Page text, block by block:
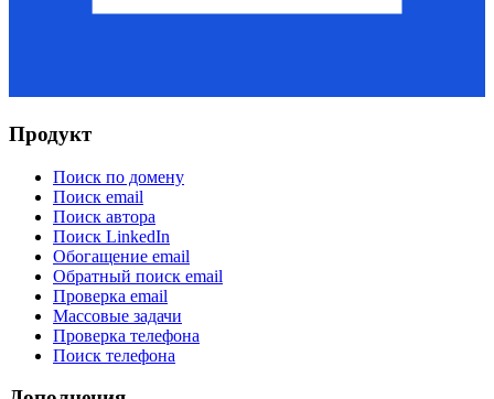
Продукт
Поиск по домену
Поиск email
Поиск автора
Поиск LinkedIn
Обогащение email
Обратный поиск email
Проверка email
Массовые задачи
Проверка телефона
Поиск телефона